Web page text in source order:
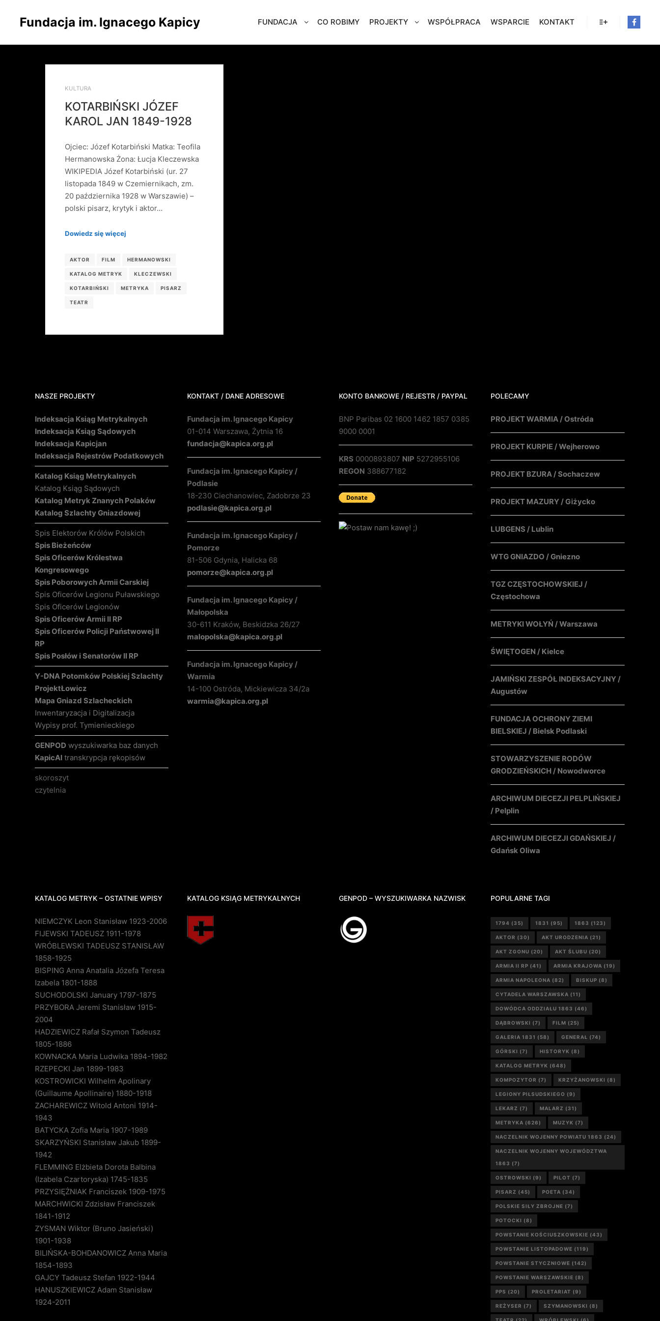
Fundacja im. Ignacego Kapicy FUNDACJA CO ROBIMY PROJEKTY WSPÓŁPRACA WSPARCIE KONTAKT
KULTURA
KOTARBIŃSKI JÓZEF
KAROL JAN 1849-1928
Ojciec: Józef Kotarbiński Matka: Teofila
Hermanowska Żona: Łucja Kleczewska
WIKIPEDIA Józef Kotarbiński (ur. 27
listopada 1849 w Czemiernikach, zm.
20 października 1928 w Warszawie) –
polski pisarz, krytyk i aktor…
Dowiedz się więcej
AKTOR FILM HERMANOWSKI
KATALOG METRYK KLECZEWSKI
KOTARBIŃSKI METRYKA PISARZ
TEATR
NASZE PROJEKTY
Indeksacja Ksiąg Metrykalnych
Indeksacja Ksiąg Sądowych
Indeksacja Kapicjan
Indeksacja Rejestrów Podatkowych
Katalog Ksiąg Metrykalnych
Katalog Ksiąg Sądowych
Katalog Metryk Znanych Polaków
Katalog Szlachty Gniazdowej
Spis Elektorów Królów Polskich
Spis Bieżeńców
Spis Oficerów Królestwa
Kongresowego
Spis Poborowych Armii Carskiej
Spis Oficerów Legionu Puławskiego
Spis Oficerów Legionów
Spis Oficerów Armii II RP
Spis Oficerów Policji Państwowej II
RP
Spis Posłów i Senatorów II RP
Y-DNA Potomków Polskiej Szlachty
ProjektŁowicz
Mapa Gniazd Szlacheckich
Inwentaryzacja i Digitalizacja
Wypisy prof. Tymienieckiego
GENPOD wyszukiwarka baz danych
KapicAI transkrypcja rękopisów
skoroszyt
czytelnia
KONTAKT / DANE ADRESOWE
Fundacja im. Ignacego Kapicy
01-014 Warszawa, Żytnia 16
fundacja@kapica.org.pl
Fundacja im. Ignacego Kapicy /
Podlasie
18-230 Ciechanowiec, Zadobrze 23
podlasie@kapica.org.pl
Fundacja im. Ignacego Kapicy /
Pomorze
81-506 Gdynia, Halicka 68
pomorze@kapica.org.pl
Fundacja im. Ignacego Kapicy /
Małopolska
30-611 Kraków, Beskidzka 26/27
malopolska@kapica.org.pl
Fundacja im. Ignacego Kapicy /
Warmia
14-100 Ostróda, Mickiewicza 34/2a
warmia@kapica.org.pl
KONTO BANKOWE / REJESTR / PAYPAL
BNP Paribas 02 1600 1462 1857 0385
9000 0001
KRS 0000893807 NIP 5272955106
REGON 388677182
POLECAMY
PROJEKT WARMIA / Ostróda
PROJEKT KURPIE / Wejherowo
PROJEKT BZURA / Sochaczew
PROJEKT MAZURY / Giżycko
LUBGENS / Lublin
WTG GNIAZDO / Gniezno
TGZ CZĘSTOCHOWSKIEJ /
Częstochowa
METRYKI WOŁYŃ / Warszawa
ŚWIĘTOGEN / Kielce
JAMIŃSKI ZESPÓŁ INDEKSACYJNY /
Augustów
FUNDACJA OCHRONY ZIEMI
BIELSKIEJ / Bielsk Podlaski
STOWARZYSZENIE RODÓW
GRODZIEŃSKICH / Nowodworce
ARCHIWUM DIECEZJI PELPLIŃSKIEJ
/ Pelplin
ARCHIWUM DIECEZJI GDAŃSKIEJ /
Gdańsk Oliwa
KATALOG METRYK – OSTATNIE WPISY
NIEMCZYK Leon Stanisław 1923-2006
FIJEWSKI TADEUSZ 1911-1978
WRÓBLEWSKI TADEUSZ STANISŁAW
1858-1925
BISPING Anna Anatalia Józefa Teresa
Izabela 1801-1888
SUCHODOLSKI January 1797-1875
PRZYBORA Jeremi Stanisław 1915-
2004
HADZIEWICZ Rafał Szymon Tadeusz
1805-1886
KOWNACKA Maria Ludwika 1894-1982
RZEPECKI Jan 1899-1983
KOSTROWICKI Wilhelm Apolinary
(Guillaume Apollinaire) 1880-1918
ZACHAREWICZ Witold Antoni 1914-
1943
BATYCKA Zofia Maria 1907-1989
SKARZYŃSKI Stanisław Jakub 1899-
1942
FLEMMING Elżbieta Dorota Balbina
(Izabela Czartoryska) 1745-1835
PRZYSIĘŻNIAK Franciszek 1909-1975
MARCHWICKI Zdzisław Franciszek
1841-1912
ZYSMAN Wiktor (Bruno Jasieński)
1901-1938
BILIŃSKA-BOHDANOWICZ Anna Maria
1854-1893
GAJCY Tadeusz Stefan 1922-1944
HANUSZKIEWICZ Adam Stanisław
1924-2011
KATALOG KSIĄG METRYKALNYCH GENPOD – WYSZUKIWARKA NAZWISK POPULARNE TAGI
1794 (35) 1831 (95) 1863 (123)
AKTOR (30) AKT URODZENIA (21)
AKT ZGONU (20) AKT ŚLUBU (20)
ARMIA II RP (41) ARMIA KRAJOWA (19)
ARMIA NAPOLEONA (82) BISKUP (8)
CYTADELA WARSZAWSKA (11)
DOWÓDCA ODDZIAŁU 1863 (46)
DĄBROWSKI (7) FILM (25)
GALERIA 1831 (58) GENERAŁ (74)
GÓRSKI (7) HISTORYK (8)
KATALOG METRYK (648)
KOMPOZYTOR (7) KRZYŻANOWSKI (8)
LEGIONY PIŁSUDSKIEGO (9)
LEKARZ (7) MALARZ (31)
METRYKA (626) MUZYK (7)
NACZELNIK WOJENNY POWIATU 1863 (24)
NACZELNIK WOJENNY WOJEWÓDZTWA
1863 (7)
OSTROWSKI (9) PILOT (7)
PISARZ (45) POETA (34)
POLSKIE SIŁY ZBROJNE (7)
POTOCKI (8)
POWSTANIE KOŚCIUSZKOWSKIE (43)
POWSTANIE LISTOPADOWE (119)
POWSTANIE STYCZNIOWE (142)
POWSTANIE WARSZAWSKIE (8)
PPS (20) PROLETARIAT (9)
REŻYSER (7) SZYMANOWSKI (8)